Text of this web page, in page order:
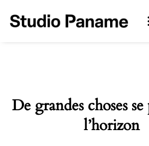
De grandes choses
l’horizon